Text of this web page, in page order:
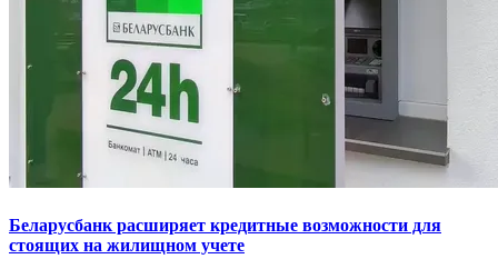
Беларусбанк расширяет кредитные возможности для
стоящих на жилищном учете